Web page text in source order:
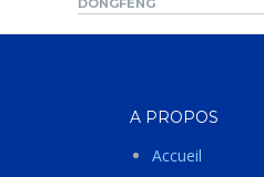
DONGFENG
A PROPOS
Accueil